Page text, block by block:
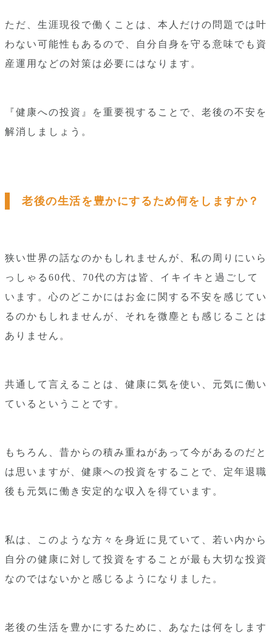
ただ、生涯現役で働くことは、本人だけの問題では叶
わない可能性もあるので、自分自身を守る意味でも資
産運用などの対策は必要にはなります。
『健康への投資』を重要視することで、老後の不安を
解消しましょう。
老後の生活を豊かにするため何をしますか？
狭い世界の話なのかもしれませんが、私の周りにいら
っしゃる60代、70代の方は皆、イキイキと過ごして
います。心のどこかにはお金に関する不安を感じてい
るのかもしれませんが、それを微塵とも感じることは
ありません。
共通して言えることは、健康に気を使い、元気に働い
ているということです。
もちろん、昔からの積み重ねがあって今があるのだと
は思いますが、健康への投資をすることで、定年退職
後も元気に働き安定的な収入を得ています。
私は、このような方々を身近に見ていて、若い内から
自分の健康に対して投資をすることが最も大切な投資
なのではないかと感じるようになりました。
老後の生活を豊かにするために、あなたは何をします